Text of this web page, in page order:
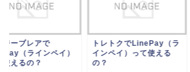
トクでLinePay（ラ
ペイ）って使える
mic(ミック)で
LinePay（ラインペイ）
って使えるの？